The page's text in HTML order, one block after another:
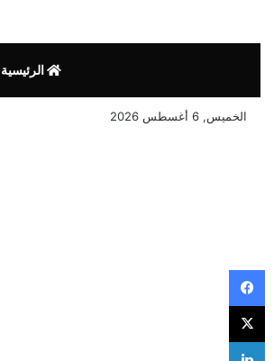
الرئيسية
الخميس, 6 أغسطس 2026
فيسبوك
‫X
لينكدإن